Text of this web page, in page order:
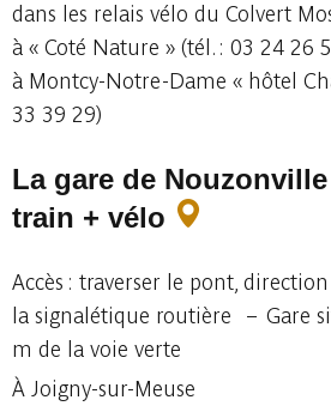
dans les relais vélo du Colvert
à « Coté Nature » (tél. : 03 24 26
à Montcy-Notre-Dame « hôtel
33 39 29)
La gare de
train + vélo
Accès : traverser le pont,
la signalétique routière – Gare
m de la voie verte
À Joigny-sur-Meuse